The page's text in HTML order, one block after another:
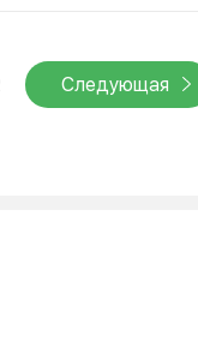
Следующая